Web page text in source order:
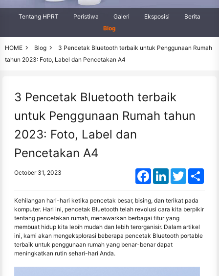
Tentang HPRT Peristiwa Galeri Eksposisi
Berita
Blog
HOME Blog
3 Pencetak Bluetooth terbaik untuk Penggunaan Rumah
tahun 2023: Foto, Label dan Pencetakan A4
3 Pencetak Bluetooth terbaik
untuk Penggunaan Rumah tahun
2023: Foto, Label dan
Pencetakan A4
October 31, 2023 FacebookLinkedInTwitter
Kehilangan hari-hari ketika pencetak besar, bising, dan terikat pada
komputer. Hari ini, pencetak Bluetooth telah revolusi cara kita berpikir
tentang pencetakan rumah, menawarkan berbagai fitur yang
membuat hidup kita lebih mudah dan lebih terorganisir. Dalam artikel
ini, kami akan mengeksplorasi beberapa pencetak Bluetooth portable
terbaik untuk penggunaan rumah yang benar-benar dapat
meningkatkan rutin sehari-hari Anda.